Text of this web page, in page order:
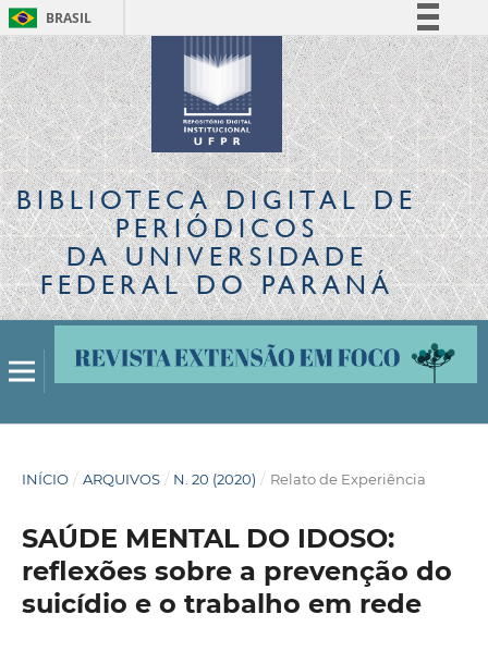
BRASIL
Simplifique!
Comunica BR
Participe
Acesso à informação
Legislação
Canais
BIBLIOTECA DIGITALDE
PERIÓDICOS
DA UNIVERSIDADE
FEDERAL DO PARANÁ
INÍCIO / ARQUIVOS / N. 20 (2020) / Relato de Experiência
SAÚDE MENTAL DO IDOSO:
reflexões sobre a prevenção do
suicídio e o trabalho em rede